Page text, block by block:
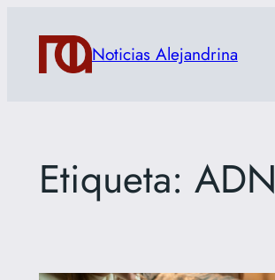
contenido
Noticias Alejandrina
Etiqueta: ADN